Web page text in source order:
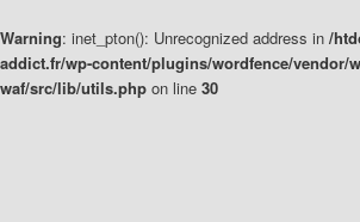
Warning: inet_pton(): Unrecognized address in /
addict.fr/wp-content/plugins/wordfence/vendor/
waf/src/lib/utils.php on line 30